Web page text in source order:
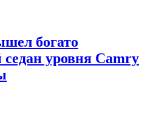
богато
уровня Camry